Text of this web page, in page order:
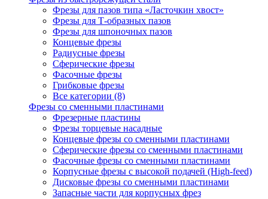
Фрезы для пазов типа «Ласточкин хвост»
Фрезы для Т-образных пазов
Фрезы для шпоночных пазов
Концевые фрезы
Радиусные фрезы
Сферические фрезы
Фасочные фрезы
Грибковые фрезы
Все категории (8)
Фрезы со сменными пластинами
Фрезерные пластины
Фрезы торцевые насадные
Концевые фрезы со сменными пластинами
Сферические фрезы со сменными пластинами
Фасочные фрезы со сменными пластинами
Корпусные фрезы с высокой подачей (High-feed)
Дисковые фрезы со сменными пластинами
Запасные части для корпусных фрез